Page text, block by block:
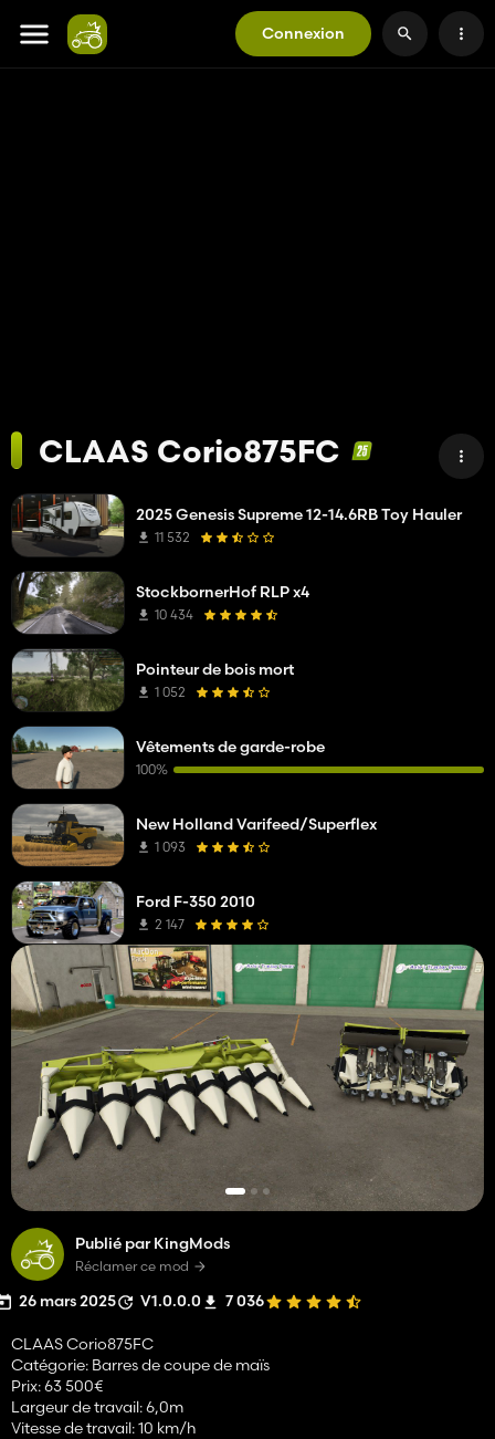
Connexion
CLAAS Corio875FC
Publié par KingMods
Réclamer ce mod
26 mars 2025 V1.0.0.0 7 036
CLAAS Corio875FC
Catégorie: Barres de coupe de maïs
Prix: 63 500€
Largeur de travail: 6,0m
Vitesse de travail: 10 km/h
2025 Genesis Supreme 12-14.6RB Toy Hauler
11 532
StockbornerHof RLP x4
10 434
Pointeur de bois mort
1 052
Vêtements de garde-robe
100%
New Holland Varifeed/Superflex
1 093
Ford F-350 2010
2 147